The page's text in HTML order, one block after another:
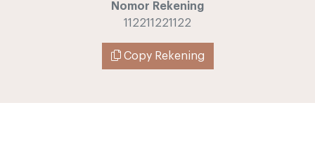
Nomor Rekening
112211221122
Copy Rekening